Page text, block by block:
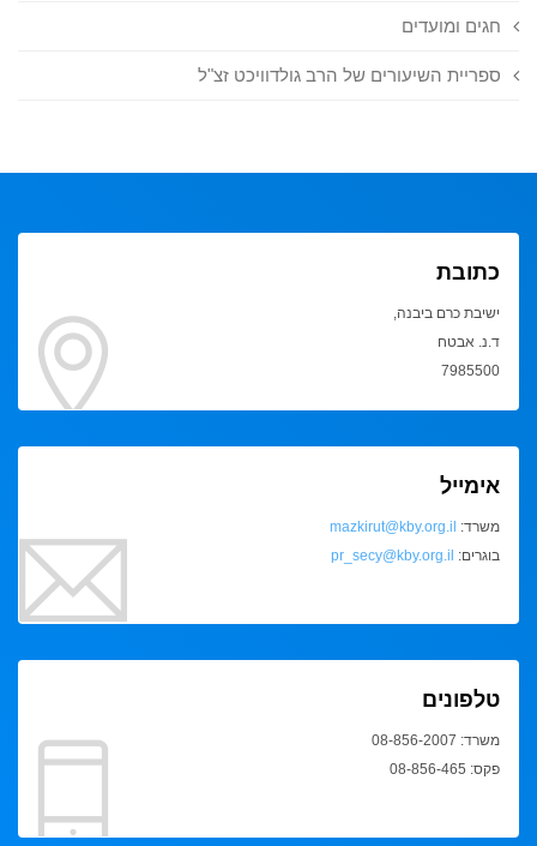
חגים ומועדים
ספריית השיעורים של הרב גולדוויכט זצ"ל
כתובת
ישיבת כרם ביבנה,
ד.נ. אבטח
7985500
אימייל
משרד: mazkirut@kby.org.il
בוגרים: pr_secy@kby.org.il
טלפונים
משרד: 08-856-2007
פקס: 08-856-465